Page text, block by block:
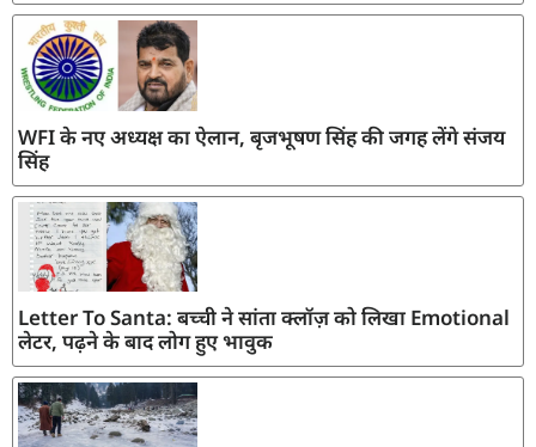
WFI के नए अध्यक्ष का ऐलान, बृजभूषण सिंह की जगह लेंगे संजय
सिंह
Letter To Santa: बच्ची ने सांता क्लॉज़ को लिखा Emotional
लेटर, पढ़ने के बाद लोग हुए भावुक